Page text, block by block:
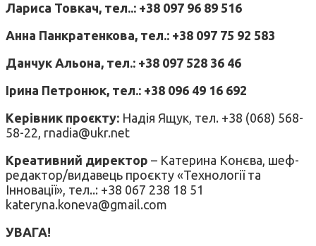
Лариса Товкач, тел..: +38 097 96 89 516
Анна Панкратенкова, тел.: +38 097 75 92 583
Данчук Альона, тел.: +38 097 528 36 46
Ірина Петронюк, тел.: +38 096 49 16 692
Керівник проєкту: Надія Ящук, тел. +38 (068) 568-
58-22, rnadia@ukr.net
Креативний директор – Катерина Конєва, шеф-
редактор/видавець проєкту «Технології та
Інновації», тел..: +38 067 238 18 51
kateryna.koneva@gmail.com
УВАГА!